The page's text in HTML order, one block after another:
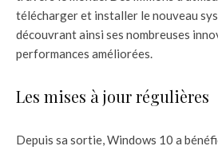
télécharger et installer le nouveau
découvrant ainsi ses nombreuses
performances améliorées.
Les mises à jour régulières
Depuis sa sortie, Windows 10 a